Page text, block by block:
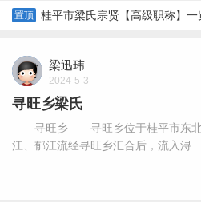
置顶 桂平市梁氏宗贤【高级职称】一
梁迅玮
2024-5-3
寻旺乡梁氏
寻旺乡 寻旺乡位于桂平市东北
江、郁江流经寻旺乡汇合后，流入浔 ...